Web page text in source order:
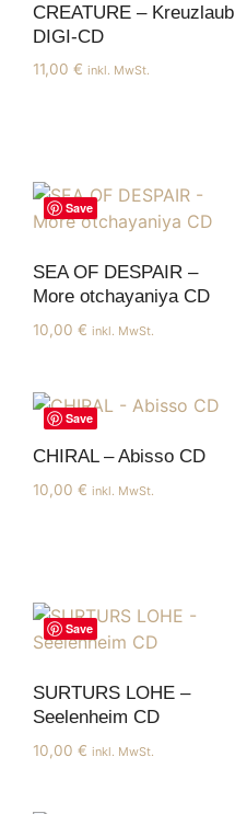
CREATURE – Kreuzlaub
DIGI-CD
11,00 € inkl. MwSt.
Save
SEA OF DESPAIR –
More otchayaniya CD
10,00 € inkl. MwSt.
Save
CHIRAL – Abisso CD
10,00 € inkl. MwSt.
Save
SURTURS LOHE –
Seelenheim CD
10,00 € inkl. MwSt.